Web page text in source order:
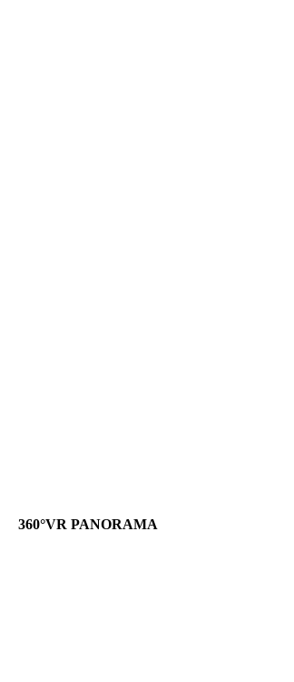
360°VR PANORAMA